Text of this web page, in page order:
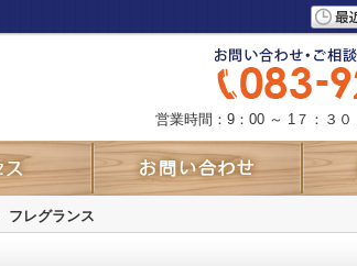
営業時間：9：00 ～ 1７：３０
フレグランス